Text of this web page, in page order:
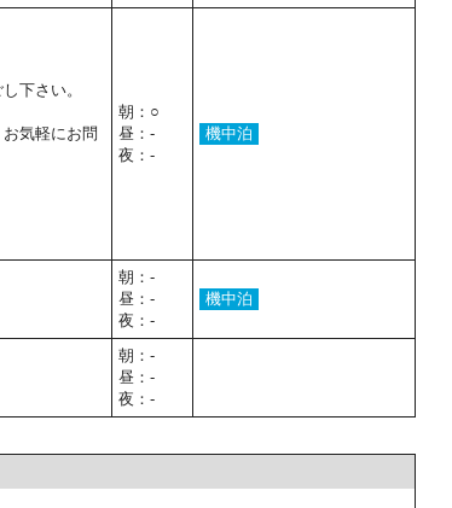
下さい。
気軽にお問
朝：○
昼：-
夜：-
機中泊
朝：-
昼：-
夜：-
機中泊
朝：-
昼：-
夜：-